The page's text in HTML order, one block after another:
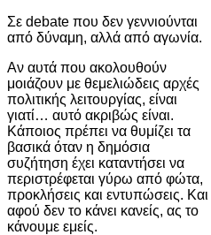
Σε debate που δεν γεννιούνται
από δύναμη, αλλά από αγωνία.
Αν αυτά που ακολουθούν
μοιάζουν με θεμελιώδεις αρχές
πολιτικής λειτουργίας, είναι
γιατί… αυτό ακριβώς είναι.
Κάποιος πρέπει να θυμίζει τα
βασικά όταν η δημόσια
συζήτηση έχει καταντήσει να
περιστρέφεται γύρω από φώτα,
προκλήσεις και εντυπώσεις. Και
αφού δεν το κάνει κανείς, ας το
κάνουμε εμείς.